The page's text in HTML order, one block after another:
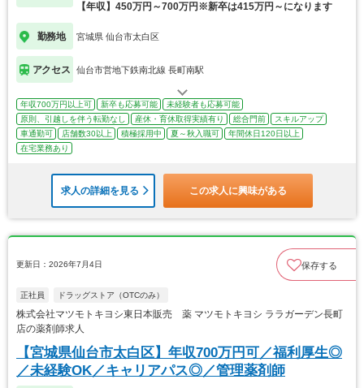
【年収】450万円～700万円※新卒は415万円～になります
勤務地 宮城県 仙台市太白区
アクセス 仙台市営地下鉄南北線 長町南駅
年収700万円以上可 新卒も応募可能
未経験者も応募可能
原則、引越しを伴う転勤なし
産休・育休取得実績有り 総合門前
スキルアップ
車通勤可
店舗数30以上 積極採用中 夏～秋入職可
年間休日120日以上
在宅業務あり
求人の詳細を見る この求人に興味がある
更新日：2026年7月4日 保存する
正社員 ドラッグストア（OTCのみ）
株式会社マツモトキヨシ東日本販売 薬 マツモトキヨシ ララガーデン長町
店の薬剤師求人
【宮城県仙台市太白区】年収700万円可／福利厚生◎
／未経験OK／キャリアパス◎／管理薬剤師